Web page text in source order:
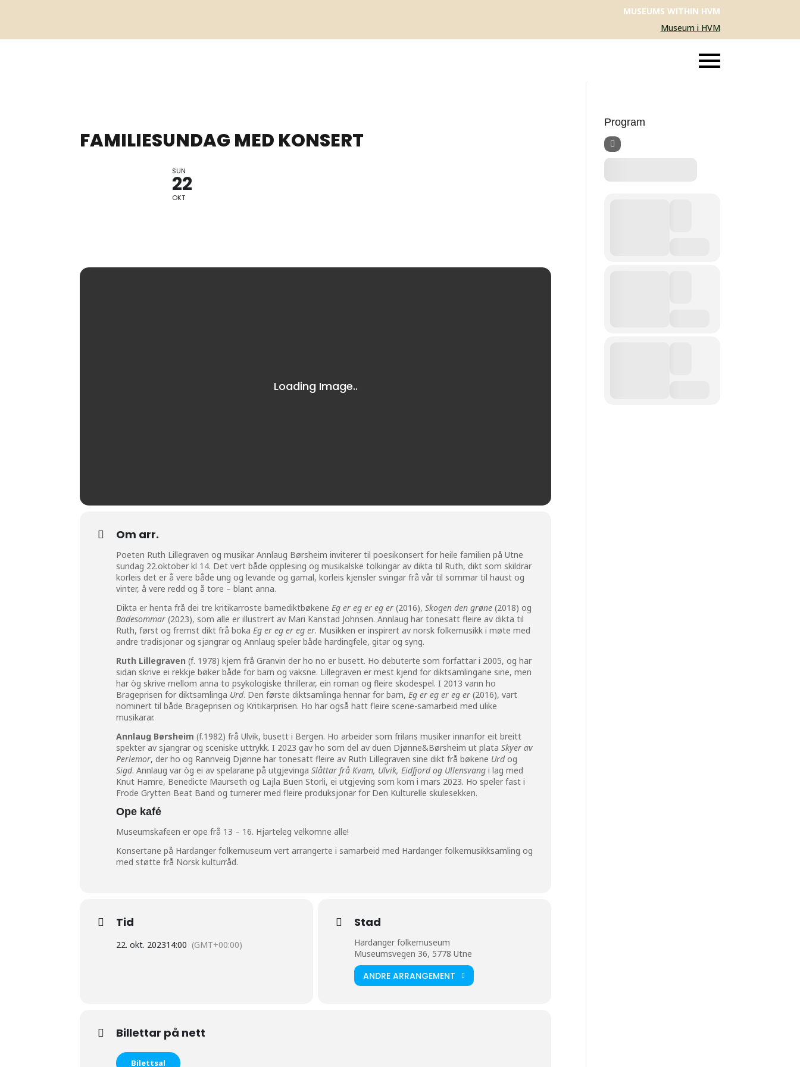
MUSEUMS WITHIN HVM
Museum i HVM
FAMILIESUNDAG MED KONSERT
SUN
22
OKT
Om arr.
Poeten Ruth Lillegraven og musikar Annlaug Børsheim inviterer til poesikonsert for heile familien på Utne
sundag 22.oktober kl 14. Det vert både opplesing og musikalske tolkingar av dikta til Ruth, dikt som skildrar
korleis det er å vere både ung og levande og gamal, korleis kjensler svingar frå vår til sommar til haust og
vinter, å vere redd og å tore – blant anna.
Dikta er henta frå dei tre kritikarroste barnediktbøkeneEg er eg er eg er (2016),Skogen den grøne (2018) og
Badesommar (2023), som alle er illustrert av Mari Kanstad Johnsen. Annlaug har tonesatt fleire av dikta til
Ruth, først og fremst dikt frå bokaEg er eg er eg er. Musikken er inspirert av norsk folkemusikk i møte med
andre tradisjonar og sjangrar og Annlaug speler både hardingfele, gitar og syng.
Ruth Lillegraven (f. 1978) kjem frå Granvin der ho no er busett. Ho debuterte som forfattar i 2005, og har
sidan skrive ei rekkje bøker både for barn og vaksne. Lillegraven er mest kjend for diktsamlingane sine, men
har òg skrive mellom anna to psykologiske thrillerar, ein roman og fleire skodespel. I 2013 vann ho
Brageprisen for diktsamlinga Urd. Den første diktsamlinga hennar for barn,Eg er eg er eg er(2016), vart
nominert til både Brageprisen og Kritikarprisen. Ho har også hatt fleire scene-samarbeid med ulike
musikarar.
Annlaug Børsheim(f.1982) frå Ulvik, busett i Bergen. Ho arbeider som frilans musiker innanfor eit breitt
spekter av sjangrar og sceniske uttrykk. I 2023 gav ho som del av duen Djønne&Børsheim ut plataSkyer av
Perlemor, der ho og Rannveig Djønne har tonesatt fleire av Ruth Lillegraven sine dikt frå bøkene Urdog
Sigd. Annlaug var òg ei av spelarane på utgjevingaSlåttar frå Kvam, Ulvik, Eidfjord og Ullensvang i lag med
Knut Hamre, Benedicte Maurseth og Lajla Buen Storli, ei utgjeving som kom i mars 2023. Ho speler fast i
Frode Grytten Beat Band og turnerer med fleire produksjonar for Den Kulturelle skulesekken.
Ope kafé
Museumskafeen er ope frå 13 – 16. Hjarteleg velkomne alle!
Konsertane på Hardanger folkemuseum vert arrangerte i samarbeid med Hardanger folkemusikksamling og
med støtte frå Norsk kulturråd.
Tid
22. okt. 202314:00 (GMT+00:00)
Stad
Hardanger folkemuseum
Museumsvegen 36, 5778 Utne
ANDRE ARRANGEMENT
Billettar på nett
Bilettsal
Program